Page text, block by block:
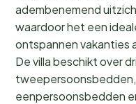
adembenemend
waardoor het een
ontspannen vakanties
De villa beschikt over
eenpersoonsbedden